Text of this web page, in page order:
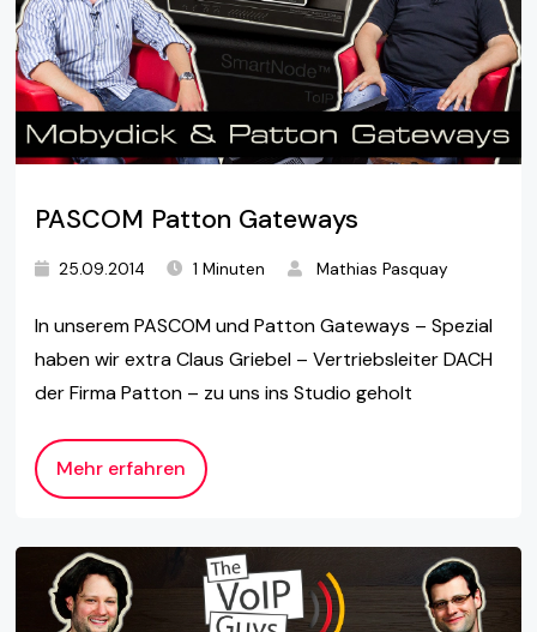
PASCOM Patton Gateways
25.09.2014 1 Minuten Mathias Pasquay
In unserem PASCOM und Patton Gateways – Spezial
haben wir extra Claus Griebel – Vertriebsleiter DACH
der Firma Patton – zu uns ins Studio geholt
Mehr erfahren